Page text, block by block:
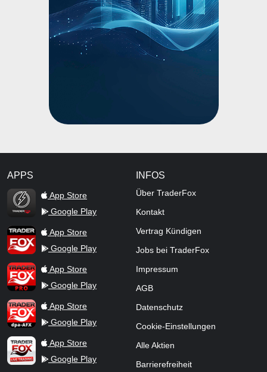
APPS
TraderFox Flash
App Store
Google Play
TraderFox AppApp Store
Google Play
TraderFox ProApp Store
Google Play
TraderFox dpa-AFX ProFeed
App Store
Google Play
TraderFox Live Trading
App Store
Google Play
INFOS
Über TraderFox
Kontakt
Vertrag Kündigen
Jobs bei TraderFox
Impressum
AGB
Datenschutz
Cookie-Einstellungen
Alle Aktien
Barrierefreiheit